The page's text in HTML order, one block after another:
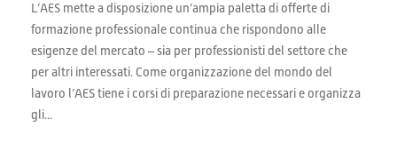
L’AES mette a disposizione un’ampia paletta di offerte di
formazione professionale continua che rispondono alle
esigenze del mercato – sia per professionisti del settore che
per altri interessati. Come organizzazione del mondo del
lavoro l’AES tiene i corsi di preparazione necessari e organizza
gli...